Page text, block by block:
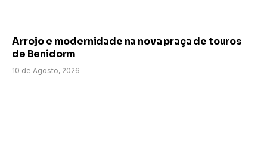
Arrojo e modernidade na nova praça de touros
de Benidorm
10 de Agosto, 2026